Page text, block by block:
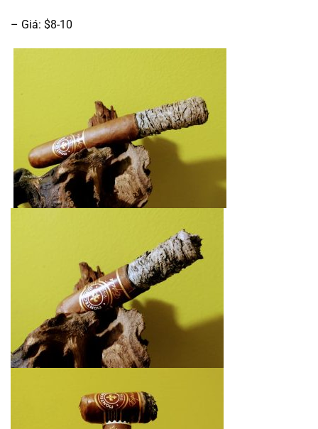
– Giá: $8-10